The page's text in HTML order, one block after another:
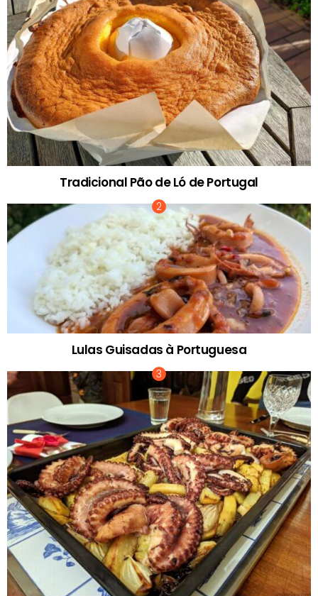
Tradicional Pão de Ló de Portugal
Lulas Guisadas à Portuguesa